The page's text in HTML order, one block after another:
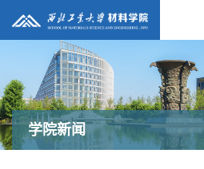
学院新闻